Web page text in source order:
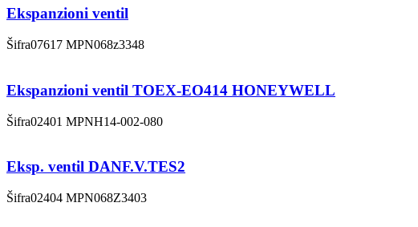
Ekspanzioni ventil
Šifra07617 MPN068z3348
Ekspanzioni ventil TOEX-EO414 HONEYWELL
Šifra02401 MPNH14-002-080
Eksp. ventil DANF.V.TES2
Šifra02404 MPN068Z3403